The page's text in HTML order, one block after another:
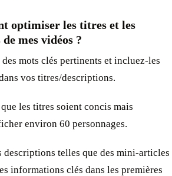
optimiser les titres et les
mes vidéos ?
mots clés pertinents et incluez-les
vos titres/descriptions.
les titres soient concis mais
environ 60 personnages.
telles que des mini-articles
informations clés dans les premières